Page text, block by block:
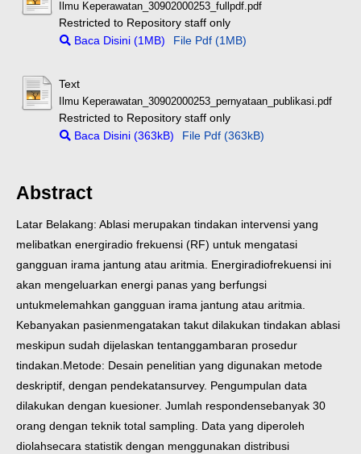
Ilmu Keperawatan_30902000253_fullpdf.pdf
Restricted to Repository staff only
Baca Disini (1MB)
File Pdf (1MB)
Text
Ilmu Keperawatan_30902000253_pernyataan_publikasi.pdf
Restricted to Repository staff only
Baca Disini (363kB)
File Pdf (363kB)
Abstract
Latar Belakang: Ablasi merupakan tindakan intervensi yang
melibatkan energiradio frekuensi (RF) untuk mengatasi
gangguan irama jantung atau aritmia. Energiradiofrekuensi ini
akan mengeluarkan energi panas yang berfungsi
untukmelemahkan gangguan irama jantung atau aritmia.
Kebanyakan pasienmengatakan takut dilakukan tindakan ablasi
meskipun sudah dijelaskan tentanggambaran prosedur
tindakan.Metode: Desain penelitian yang digunakan metode
deskriptif, dengan pendekatansurvey. Pengumpulan data
dilakukan dengan kuesioner. Jumlah respondensebanyak 30
orang dengan teknik total sampling. Data yang diperoleh
diolahsecara statistik dengan menggunakan distribusi